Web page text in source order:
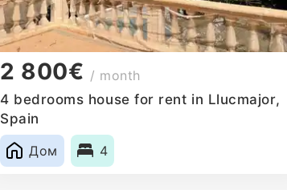
2 800€ / month
4 bedrooms house for rent in Llucmajor,
Spain
Дом
4